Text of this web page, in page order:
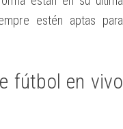
estén aptas para
fútbol en vivo